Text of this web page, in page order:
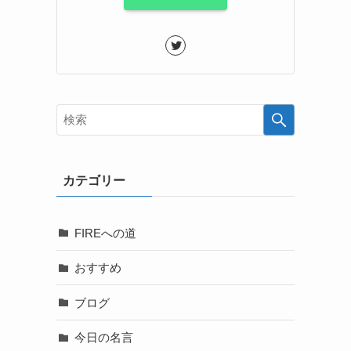
カテゴリー
FIREへの道
おすすめ
ブログ
今日の名言